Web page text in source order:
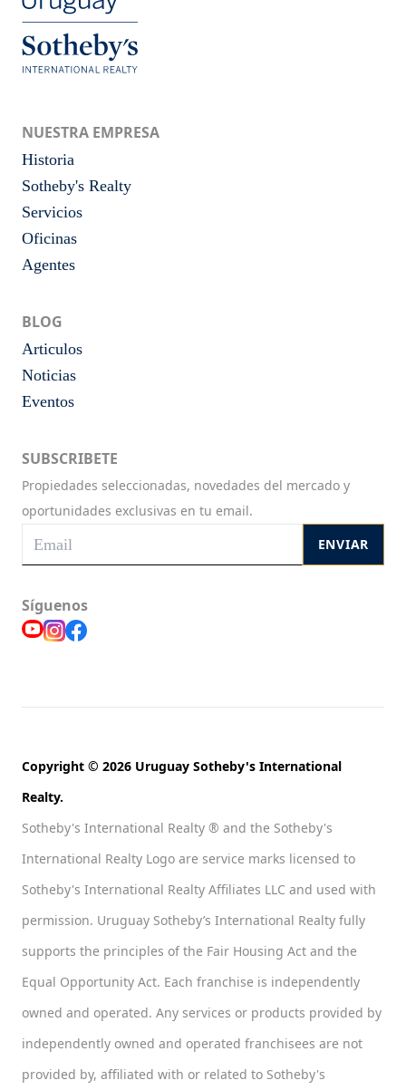
NUESTRA EMPRESA
Historia
Sotheby's Realty
Servicios
Oficinas
Agentes
BLOG
Articulos
Noticias
Eventos
SUBSCRIBETE
Propiedades seleccionadas, novedades del mercado y
oportunidades exclusivas en tu email.
ENVIAR
Síguenos
Copyright © 2026 Uruguay Sotheby's International
Realty.
Sotheby's International Realty ® and the Sotheby's
International Realty Logo are service marks licensed to
Sotheby's International Realty Affiliates LLC and used with
permission. Uruguay Sotheby’s International Realty fully
supports the principles of the Fair Housing Act and the
Equal Opportunity Act. Each franchise is independently
owned and operated. Any services or products provided by
independently owned and operated franchisees are not
provided by, affiliated with or related to Sotheby's